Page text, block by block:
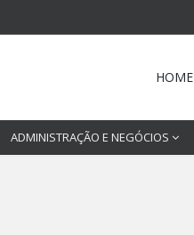
HOME
ADMINISTRAÇÃO E NEGÓCIOS